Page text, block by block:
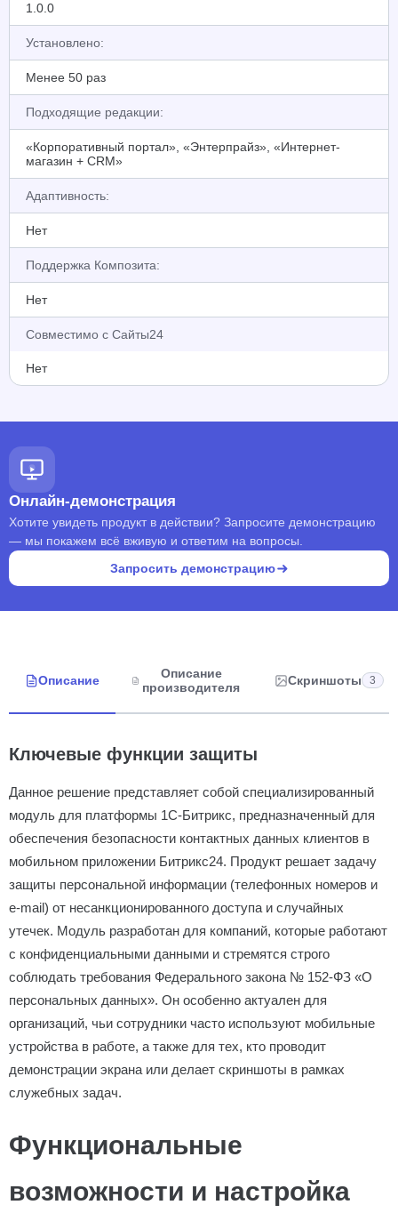
1.0.0
Установлено:
Менее 50 раз
Подходящие редакции:
«Корпоративный портал», «Энтерпрайз», «Интернет-
магазин + CRM»
Адаптивность:
Нет
Поддержка Композита:
Нет
Совместимо с Сайты24
Нет
Онлайн-демонстрация
Хотите увидеть продукт в действии? Запросите демонстрацию
— мы покажем всё вживую и ответим на вопросы.
Запросить демонстрацию
Описание
Описание
производителя
Скриншоты 3
Ключевые функции защиты
Данное решение представляет собой специализированный
модуль для платформы 1С-Битрикс, предназначенный для
обеспечения безопасности контактных данных клиентов в
мобильном приложении Битрикс24. Продукт решает задачу
защиты персональной информации (телефонных номеров и
e-mail) от несанкционированного доступа и случайных
утечек. Модуль разработан для компаний, которые работают
с конфиденциальными данными и стремятся строго
соблюдать требования Федерального закона № 152-ФЗ «О
персональных данных». Он особенно актуален для
организаций, чьи сотрудники часто используют мобильные
устройства в работе, а также для тех, кто проводит
демонстрации экрана или делает скриншоты в рамках
служебных задач.
Функциональные
возможности и настройка